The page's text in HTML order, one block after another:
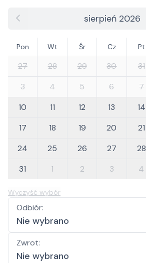
sierpień 2026
Pon Wt Śr Cz Pt
27 28 29 30 31
3
4 5 6 7
10
11 12 13 14
17
18 19 20 21
24
25 26 27 28
31
1 2 3 4
Wyczyść wybór
Odbiór:
Nie wybrano
Zwrot:
Nie wybrano